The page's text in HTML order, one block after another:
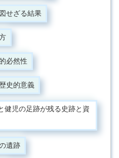
せざる結果
必然性
史的意義
健児の足跡が残る史跡と資
遺跡